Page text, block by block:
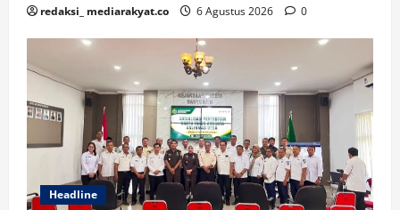
redaksi_ mediarakyat.co 6 Agustus 2026 0
Headline